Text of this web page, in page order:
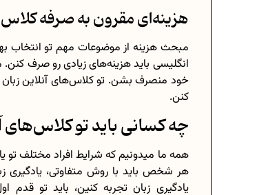
هزینه‌ای مقرون به صرفه
مبحث هزینه از موضوعات مهم تو انتخاب
انگلیسی باید هزینه‌های زیادی رو صرف
خود منصرف بشن. تو کلاس‌های آنلاین زبان
کنن.
چه کسانی باید تو کلاس‌های
همه ما میدونیم که شرایط افراد مختلف تو
هر شخص باید با روش متفاوتی، یادگیری
یادگیری زبان تجربه کنین، باید تو